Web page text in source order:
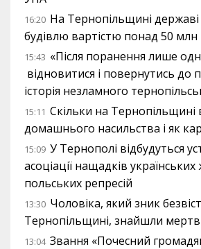
16:20 На Тернопільщині
будівлю вартістю понад 50 млн
15:43 «Після поранення лише
відновитися і повернутись до
історія незламного
15:11 Скільки на Тернопільщині
домашнього насильства і як
15:09 У Тернополі відбудуться
асоціації нащадків
польських репресій
13:30 Чоловіка, який зник
Тернопільщині, знайшли
13:04 Звання «Почесний